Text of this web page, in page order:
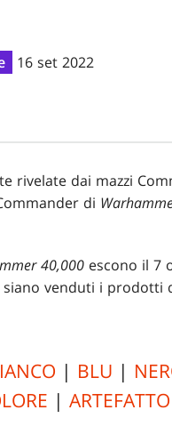
16 set 2022
rivelate dai mazzi
di
40,000 escono il 7
siano venduti i prodotti
| BLU |
| ARTEFATTO